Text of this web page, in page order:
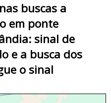
buscas a
em ponte
sinal de
e a busca dos
o sinal